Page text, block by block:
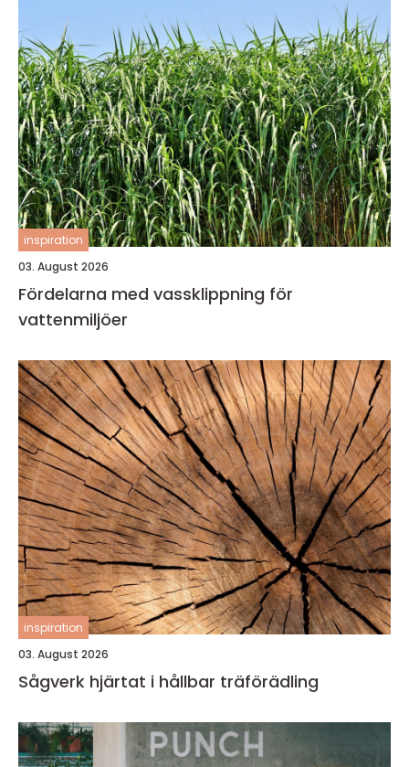
inspiration
03. August 2026
Fördelarna med vassklippning för
vattenmiljöer
inspiration
03. August 2026
Sågverk hjärtat i hållbar träförädling